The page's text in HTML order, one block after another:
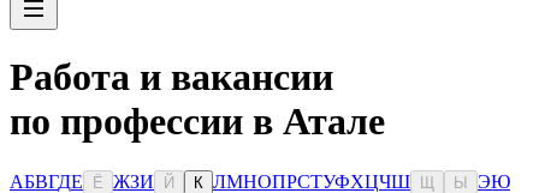
Работа и вакансии
по профессии в Атале
АБВГДЕ Ё ЖЗИ Й К ЛМНОПРСТУФХЦЧШ Ы ЭЮ